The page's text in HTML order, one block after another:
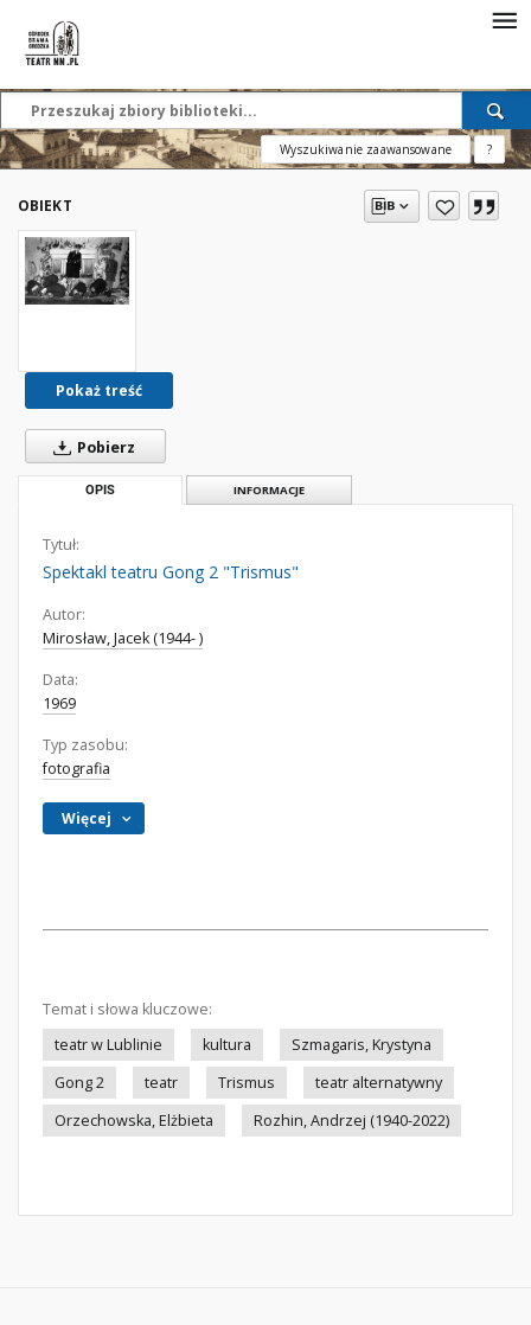
Wyszukiwanie zaawansowane ?
OBIEKT
Pokaż treść
Pobierz
OPIS INFORMACJE
Tytuł:
Spektakl teatru Gong 2 "Trismus"
Autor:
Mirosław, Jacek (1944- )
Data:
1969
Typ zasobu:
fotografia
Więcej
Temat i słowa kluczowe:
teatr w Lublinie
kultura
Szmagaris, Krystyna
Gong 2
teatr Trismus
teatr alternatywny
Orzechowska, Elżbieta
Rozhin, Andrzej (1940-2022)